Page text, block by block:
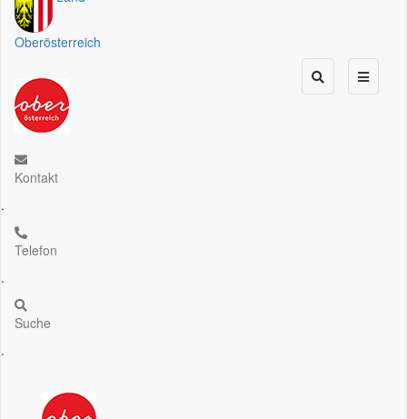
Oberösterreich
Kontakt
.
Telefon
.
Suche
.